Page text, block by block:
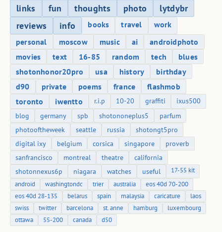
links fun thoughts photo
lytdybr
reviews
info books travel
work
personal
moscow music ai
androidphoto
movies
text 16-85 random tech
blues
shotonhonor20pro
usa history
birthday
d90
private poems france
flashmob
toronto
iwentto r.i.p 10-20 graffiti
ixus500
blog
germany spb shotononeplus5
parfum
photooftheweek
seattle russia
shotongt5pro
digital ixy
belgium corsica singapore
proverb
sanfrancisco
montreal theatre
california
shotonnexus6p
niagara watches useful
17-55 kit
android
washingtondc trier australia
eos 40d 70-200
eos 40d 28-135
belarus spain malaysia caricature
laos
swiss
twitter barcelona st. anne hamburg
luxembourg
ottawa
55-200 canada d50